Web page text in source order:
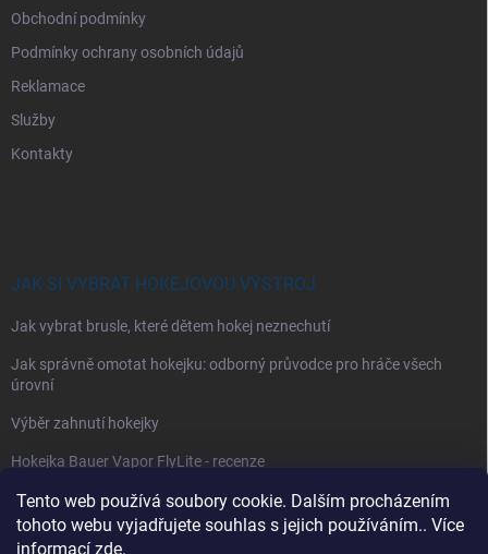
Tento web používá soubory cookie. Dalším procházením
tohoto webu vyjadřujete souhlas s jejich používáním.. Více
informací zde.
Obchodní podmínky
Podmínky ochrany osobních údajů
Reklamace
Služby
Kontakty
JAK SI VYBRAT HOKEJOVOU VÝSTROJ
Jak vybrat brusle, které dětem hokej neznechutí
Jak správně omotat hokejku: odborný průvodce pro hráče všech
úrovní
Výběr zahnutí hokejky
Hokejka Bauer Vapor FlyLite - recenze
Jak si vybrat hokejové kalhoty
Jak si vybrat hokejové chrániče ramen?